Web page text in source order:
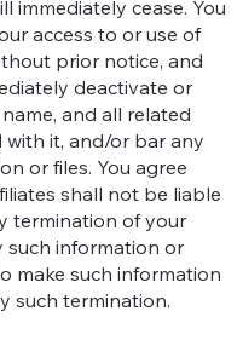
immediately cease. You
access to or use of
prior notice, and
deactivate or
and all related
it, and/or bar any
or files. You agree
shall not be liable
termination of your
such information or
make such information
such termination.